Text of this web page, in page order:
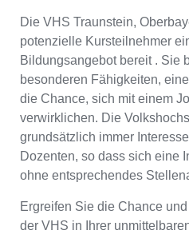
Die VHS Traunstein,
potenzielle Kursteilnehmer
Bildungsangebot bereit . Sie
besonderen Fähigkeiten,
die Chance, sich mit einem
verwirklichen. Die
grundsätzlich immer
Dozenten, so dass sich eine
ohne entsprechendes
Ergreifen Sie die Chance
der VHS in Ihrer